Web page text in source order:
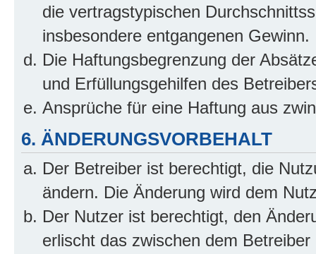
die vertragstypischen
insbesondere entgangenen Gewinn.
Die Haftungsbegrenzung der
und Erfüllungsgehilfen des
Ansprüche für eine Haftung aus
6. ÄNDERUNGSVORBEHALT
Der Betreiber ist berechtigt, die
ändern. Die Änderung wird dem
Der Nutzer ist berechtigt, den
erlischt das zwischen dem